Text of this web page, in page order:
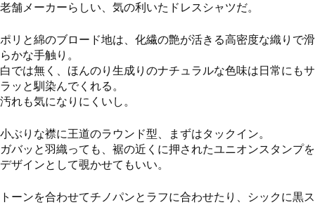
老舗メーカーらしい、気の利いたドレスシャツだ。
ポリと綿のブロード地は、化繊の艶が活きる高密度な織りで滑
らかな手触り。
白では無く、ほんのり生成りのナチュラルな色味は日常にもサ
ラッと馴染んでくれる。
汚れも気になりにくいし。
小ぶりな襟に王道のラウンド型、まずはタックイン。
ガバッと羽織っても、裾の近くに押されたユニオンスタンプを
デザインとして覗かせてもいい。
トーンを合わせてチノパンとラフに合わせたり、シックに黒ス